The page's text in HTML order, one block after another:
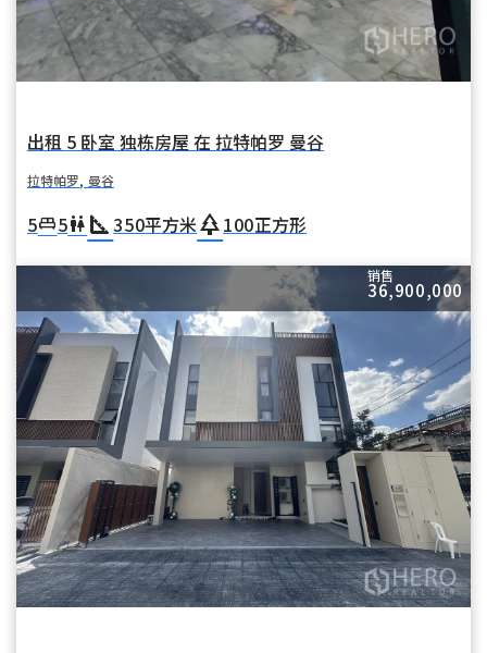
出租 5 卧室 独栋房屋 在 拉特帕罗 曼谷
拉特帕罗, 曼谷
5king_bed5wc square_foot350平方米park100正方形
销售
36,900,000